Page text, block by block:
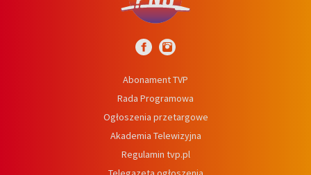
Abonament TVP
Rada Programowa
Ogłoszenia przetargowe
Akademia Telewizyjna
Regulamin tvp.pl